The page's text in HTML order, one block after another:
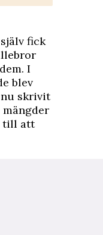
fick
I
blev
nu skrivit
till att